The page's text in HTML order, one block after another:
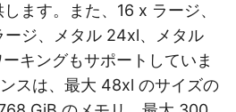
ます。また、16 x ラージ、
ジ、メタル 24xl、メタル
キングもサポートしていま
スは、最大 48xl のサイズの